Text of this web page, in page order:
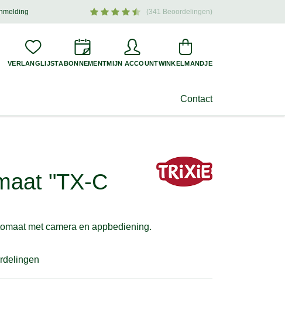
(341 Beoordelingen)
hoogtepunten en aantrekkelijke aanbiedingen voor uw hond –
VERLANGLIJSTABONNEMENTMIJN ACCOUNTWINKELMANDJE
Contact
"TX-C
met camera en appbediening.